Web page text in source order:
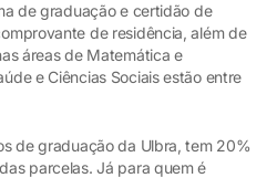
de graduação e certidão de
de residência, além de
áreas de Matemática e
e Ciências Sociais estão entre
de graduação da Ulbra, tem 20%
parcelas. Já para quem é